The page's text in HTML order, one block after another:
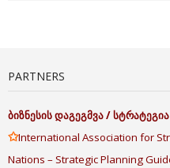
PARTNERS
ბიზნესისდაგეგმვა/სტრატეგია
✩International Association for
Nations – Strategic Planning